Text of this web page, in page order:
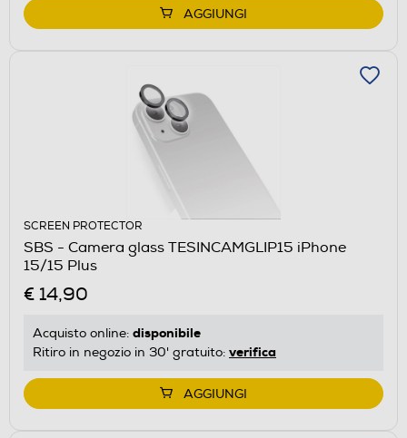
AGGIUNGI
SCREEN PROTECTOR
SBS - Camera glass TESINCAMGLIP15 iPhone
15/15 Plus
€ 14,90
Acquisto online: disponibile
Ritiro in negozio in 30' gratuito: verifica
AGGIUNGI